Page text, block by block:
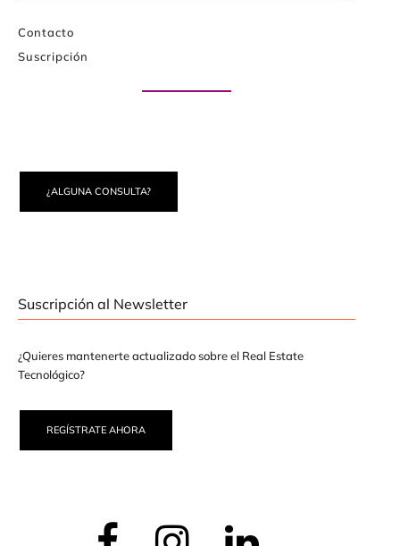
Contacto
Suscripción
¿ALGUNA CONSULTA?
Suscripción al Newsletter
¿Quieres mantenerte actualizado sobre el Real Estate
Tecnológico?
REGÍSTRATE AHORA